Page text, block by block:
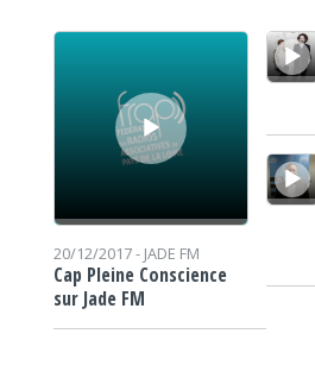
Lecteur audio
20/12/2017 - JADE FM
Cap Pleine Conscience
sur Jade FM